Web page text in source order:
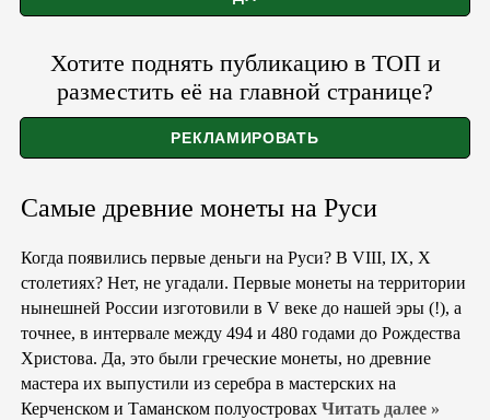
Хотите поднять публикацию в ТОП и
разместить её на главной странице?
Самые древние монеты на Руси
Когда появились первые деньги на Руси? В VIII, IX, X
столетиях? Нет, не угадали. Первые монеты на территории
нынешней России изготовили в V веке до нашей эры (!), а
точнее, в интервале между 494 и 480 годами до Рождества
Христова. Да, это были греческие монеты, но древние
мастера их выпустили из серебра в мастерских на
Керченском и Таманском полуостровах Читать далее »